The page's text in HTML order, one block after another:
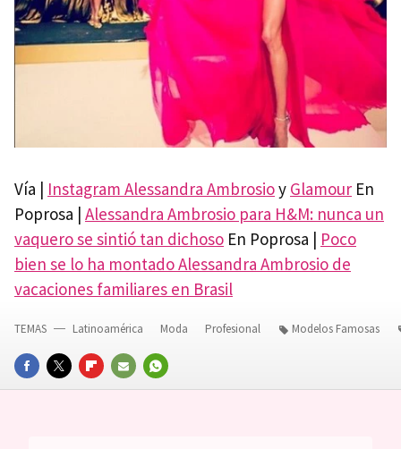
Vía | Instagram Alessandra Ambrosioy Glamour En
Poprosa | Alessandra Ambrosio para H&M: nunca un
vaquero se sintió tan dichoso En Poprosa | Poco
bien se lo ha montado Alessandra Ambrosio de
vacaciones familiares en Brasil
FACEBOOKTWITTERFLIPBOARD
E-
WHATSAPP
TEMAS Latinoamérica Moda Profesional Modelos Famosas